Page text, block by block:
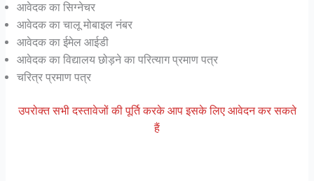
आवेदक का सिग्नेचर
आवेदक का चालू मोबाइल नंबर
आवेदक का ईमेल आईडी
आवेदक का विद्यालय छोड़ने का परित्याग प्रमाण पत्र
चरित्र प्रमाण पत्र
उपरोक्त सभी दस्तावेजों की पूर्ति करके आप इसके लिए आवेदन कर सकते
हैं